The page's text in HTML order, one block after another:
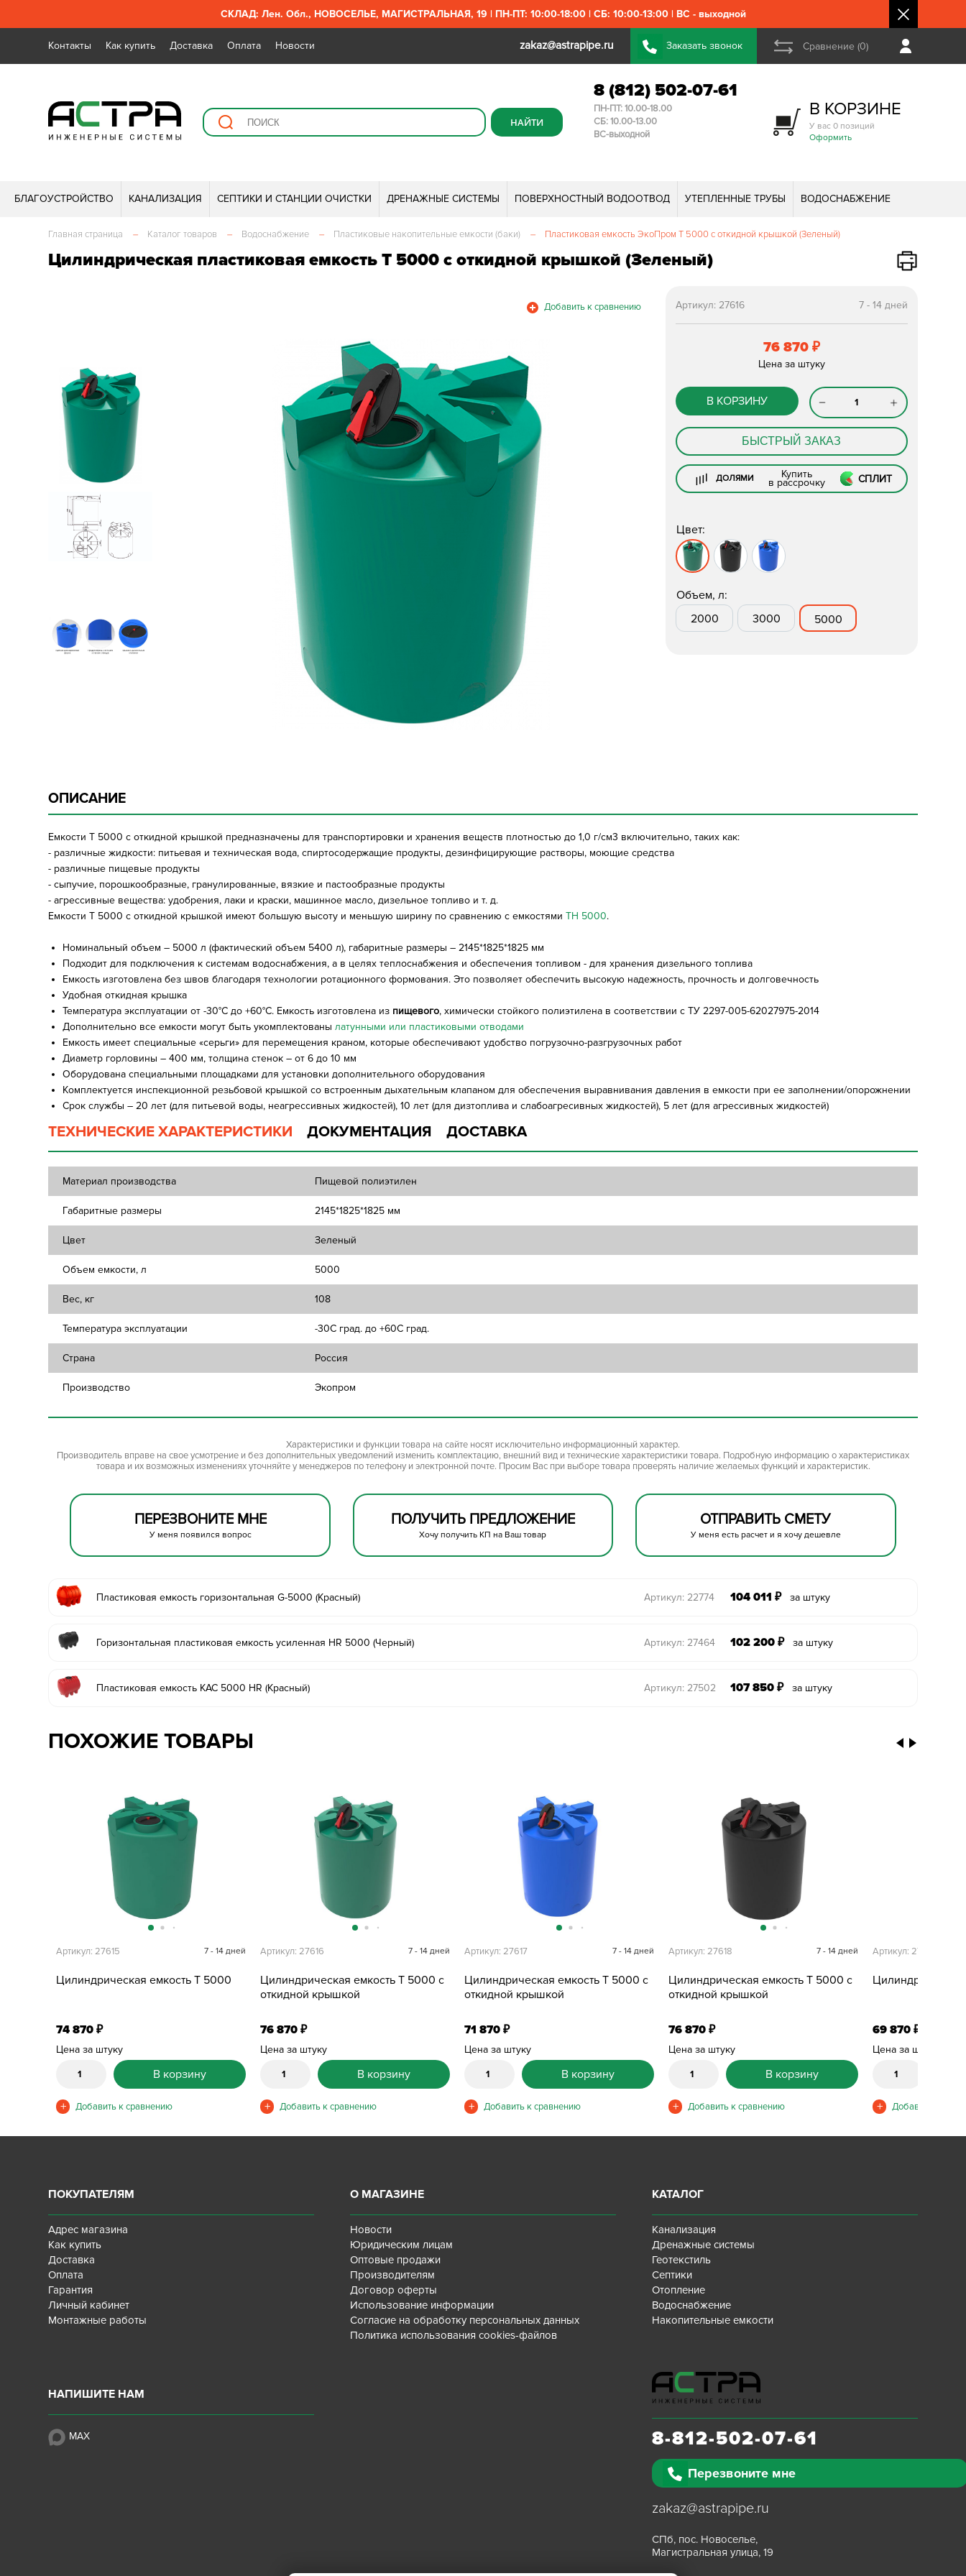
СКЛАД: Лен. Обл., НОВОСЕЛЬЕ, МАГИСТРАЛЬНАЯ, 19 | ПН-ПТ: 10:00-18:00 | СБ: 10:00-13:00 | ВС - выходной
Контакты Как купить Доставка Оплата Новости zakaz@astrapipe.ru Заказать звонок Сравнение (0)
8 (812) 502-07-61
ПН-ПТ: 10.00-18.00
СБ: 10.00-13.00
ВС-выходной
В КОРЗИНЕ
У вас 0 позиций
Оформить
БЛАГОУСТРОЙСТВО КАНАЛИЗАЦИЯ СЕПТИКИ И СТАНЦИИ ОЧИСТКИ ДРЕНАЖНЫЕ СИСТЕМЫ ПОВЕРХНОСТНЫЙ ВОДООТВОД УТЕПЛЕННЫЕ ТРУБЫ ВОДОСНАБЖЕНИЕ
Главная страница – Каталог товаров – Водоснабжение – Пластиковые накопительные емкости (баки) – Пластиковая емкость ЭкоПром T 5000 с откидной крышкой (Зеленый)
Цилиндрическая пластиковая емкость T 5000 с откидной крышкой (Зеленый)
7 - 14 дней
Артикул:27616
76 870 ₽
Цена за штуку
В КОРЗИНУ
БЫСТРЫЙ ЗАКАЗ
ДОЛЯМИ Купить
в рассрочку СПЛИТ
Цвет:
Объем, л:
2000
3000 5000
ОПИСАНИЕ
Емкости T 5000 с откидной крышкой предназначены для транспортировки и хранения веществ плотностью до 1,0 г/см3 включительно, таких как:
- различные жидкости: питьевая и техническая вода, спиртосодержащие продукты, дезинфицирующие растворы, моющие средства
- различные пищевые продукты
- сыпучие, порошкообразные, гранулированные, вязкие и пастообразные продукты
- агрессивные вещества: удобрения, лаки и краски, машинное масло, дизельное топливо и т. д.
Емкости Т 5000 с откидной крышкой имеют большую высоту и меньшую ширину по сравнению с емкостямиTH 5000.
Номинальный объем – 5000 л (фактический объем 5400 л), габаритные размеры – 2145*1825*1825 мм
Подходит для подключения к системам водоснабжения, а в целях теплоснабжения и обеспечения топливом - для хранения дизельного топлива
Емкость изготовлена без швов благодаря технологии ротационного формования. Это позволяет обеспечить высокую надежность, прочность и долговечность
Удобная откидная крышка
Температура эксплуатации от -30°C до +60°C. Емкость изготовлена из пищевого, химически стойкого полиэтилена в соответствии с ТУ 2297-005-62027975-2014
Дополнительно все емкости могут быть укомплектованылатунными или пластиковыми отводами
Емкость имеет специальные «серьги» для перемещения краном, которые обеспечивают удобство погрузочно-разгрузочных работ
Диаметр горловины – 400 мм, толщина стенок – от 6 до 10 мм
Оборудована специальными площадками для установки дополнительного оборудования
Комплектуется инспекционной резьбовой крышкой со встроенным дыхательным клапаном для обеспечения выравнивания давления в емкости при ее заполнении/опорожнении
Срок службы – 20 лет (для питьевой воды, неагрессивных жидкостей), 10 лет (для дизтоплива и слабоагресивных жидкостей), 5 лет (для агрессивных жидкостей)
ТЕХНИЧЕСКИЕ ХАРАКТЕРИСТИКИ ДОКУМЕНТАЦИЯ ДОСТАВКА
Материал производства Пищевой полиэтилен
Габаритные размеры 2145*1825*1825 мм
Цвет Зеленый
Объем емкости, л 5000
Вес, кг 108
Температура эксплуатации -30C град. до +60C град.
Страна Россия
Производство Экопром
Характеристики и функции товара на сайте носят исключительно информационный характер.
Производитель вправе на свое усмотрение и без дополнительных уведомлений изменить комплектацию, внешний вид и технические характеристики товара. Подробную информацию о характеристиках
товара и их возможных изменениях уточняйте у менеджеров по телефону и электронной почте. Просим Вас при выборе товара проверять наличие желаемых функций и характеристик.
ПЕРЕЗВОНИТЕ МНЕ
У меня появился вопрос
ПОЛУЧИТЬ ПРЕДЛОЖЕНИЕ
Хочу получить КП на Ваш товар
ОТПРАВИТЬ СМЕТУ
У меня есть расчет и я хочу дешевле
Пластиковая емкость горизонтальная G-5000 (Красный) Артикул: 22774 104 011 ₽ за штуку
Горизонтальная пластиковая емкость усиленная HR 5000 (Черный) Артикул: 27464 102 200 ₽ за штуку
Пластиковая емкость КАС 5000 HR (Красный) Артикул: 27502 107 850 ₽ за штуку
ПОХОЖИЕ ТОВАРЫ
Цилиндрическая емкость T 5000
Артикул: 27615 7 - 14 дней
74 870₽
Цена за штуку
В корзину
Цилиндрическая емкость T 5000 с
откидной крышкой
Артикул: 27616 7 - 14 дней
76 870₽
Цена за штуку
В корзину
Цилиндрическая емкость T 5000 с
откидной крышкой
Артикул: 27617 7 - 14 дней
71 870₽
Цена за штуку
В корзину
Цилиндрическая емкость T 5000 с
откидной крышкой
Артикул: 27618 7 - 14 дней
76 870₽
Цена за штуку
В корзину
Артикул: 27619
69 870₽
Цена за штуку
8-812-502-07-61
Перезвоните мне
zakaz@astrapipe.ru
СПб, пос. Новоселье,
Магистральная улица, 19
ПОКУПАТЕЛЯМ
Адрес магазина
Как купить
Доставка
Оплата
Гарантия
Личный кабинет
Монтажные работы
О МАГАЗИНЕ
Новости
Юридическим лицам
Оптовые продажи
Производителям
Договор оферты
Использование информации
Согласие на обработку персональных данных
Политика использования cookies-файлов
КАТАЛОГ
Канализация
Дренажные системы
Геотекстиль
Септики
Отопление
Водоснабжение
Накопительные емкости
НАПИШИТЕ НАМ
MAX